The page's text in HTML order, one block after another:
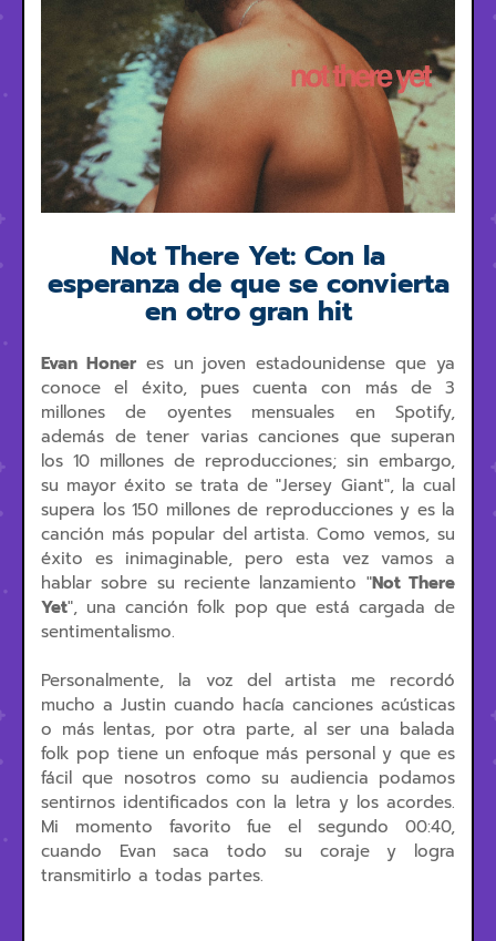
Not There Yet: Con la
esperanza de que se convierta
en otro gran hit
Evan Honeres un joven estadounidense que ya
conoce el éxito, pues cuenta con más de 3
millones de oyentes mensuales en Spotify,
además de tener varias canciones que superan
los 10 millones de reproducciones; sin embargo,
su mayor éxito se trata de "Jersey Giant", la cual
supera los 150 millones de reproducciones y es la
canción más popular del artista. Como vemos, su
éxito es inimaginable, pero esta vez vamos a
hablar sobre su reciente lanzamiento "Not There
Yet", una canción folk pop que está cargada de
sentimentalismo.
Personalmente, la voz del artista me recordó
mucho a Justin cuando hacía canciones acústicas
o más lentas, por otra parte, al ser una balada
folk pop tiene un enfoque más personal y que es
fácil que nosotros como su audiencia podamos
sentirnos identificados con la letra y los acordes.
Mi momento favorito fue el segundo 00:40,
cuando Evan saca todo su coraje y logra
transmitirlo a todas partes.